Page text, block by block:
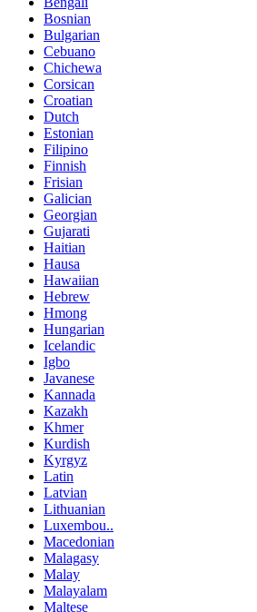
Bosnian
Bulgarian
Cebuano
Chichewa
Corsican
Croatian
Dutch
Estonian
Filipino
Finnish
Frisian
Galician
Georgian
Gujarati
Haitian
Hausa
Hawaiian
Hebrew
Hmong
Hungarian
Icelandic
Igbo
Javanese
Kannada
Kazakh
Khmer
Kurdish
Kyrgyz
Latin
Latvian
Lithuanian
Luxembou..
Macedonian
Malagasy
Malay
Malayalam
Maltese